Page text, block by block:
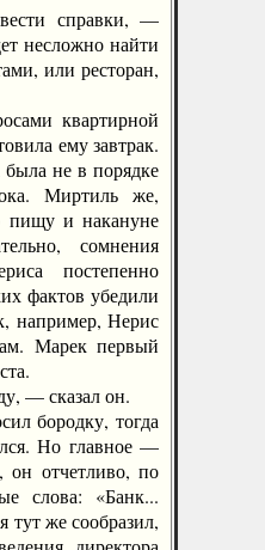
справки, —
несложно найти
или ресторан,
квартирной
ему завтрак.
не в порядке
Миртиль же,
пищу и накануне
сомнения
постепенно
фактов убедили
например, Нерис
Марек первый
— сказал он.
бородку, тогда
Но главное —
он отчетливо, по
слова: «Банк...
тут же сообразил,